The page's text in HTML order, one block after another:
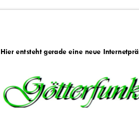
Hier entsteht gerade eine neue